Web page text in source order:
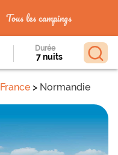
Tous les campings
Durée
France Normandie